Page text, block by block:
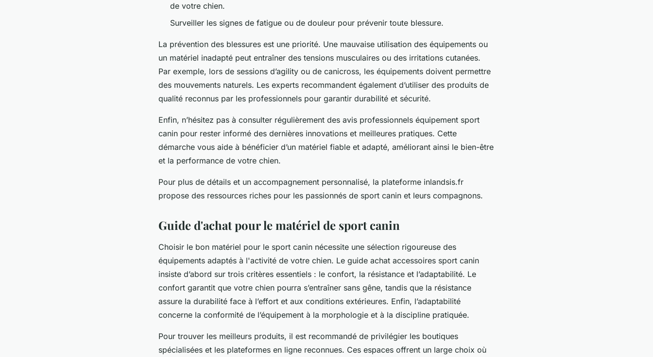
de votre chien.
Surveiller les signes de fatigue ou de douleur pour prévenir toute blessure.
La prévention des blessures est une priorité. Une mauvaise utilisation des équipements ou
un matériel inadapté peut entraîner des tensions musculaires ou des irritations cutanées.
Par exemple, lors de sessions d’agility ou de canicross, les équipements doivent permettre
des mouvements naturels. Les experts recommandent également d’utiliser des produits de
qualité reconnus par les professionnels pour garantir durabilité et sécurité.
Enfin, n’hésitez pas à consulter régulièrement des avis professionnels équipement sport
canin pour rester informé des dernières innovations et meilleures pratiques. Cette
démarche vous aide à bénéficier d’un matériel fiable et adapté, améliorant ainsi le bien-être
et la performance de votre chien.
Pour plus de détails et un accompagnement personnalisé, la plateforme inlandsis.fr
propose des ressources riches pour les passionnés de sport canin et leurs compagnons.
Guide d'achat pour le matériel de sport canin
Choisir le bon matériel pour le sport canin nécessite une sélection rigoureuse des
équipements adaptés à l'activité de votre chien. Le guide achat accessoires sport canin
insiste d’abord sur trois critères essentiels : le confort, la résistance et l’adaptabilité. Le
confort garantit que votre chien pourra s’entraîner sans gêne, tandis que la résistance
assure la durabilité face à l’effort et aux conditions extérieures. Enfin, l’adaptabilité
concerne la conformité de l’équipement à la morphologie et à la discipline pratiquée.
Pour trouver les meilleurs produits, il est recommandé de privilégier les boutiques
spécialisées et les plateformes en ligne reconnues. Ces espaces offrent un large choix où